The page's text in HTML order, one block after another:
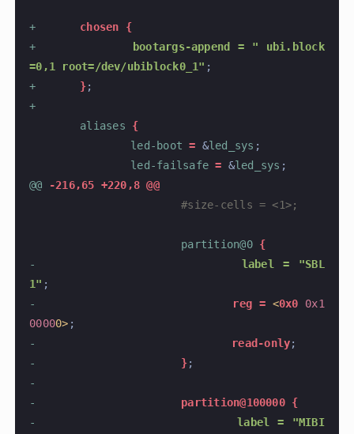
+
	chosen {
+
=0,1 root=/dev/ubiblock0_1" ;
+
	}
;
+
aliases {
led-boot = &led_sys ;
led-failsafe = &led_sys ;
@@ -216,65 +220,8 @@
#size-cells = <1>;
partition@0 {
-
1" ;
-
				reg =
<0x0 0x1
00000> ;
-
				read-only
;
-
			}
;
-
-
			partition@100000 {
-
				label = "MIBI